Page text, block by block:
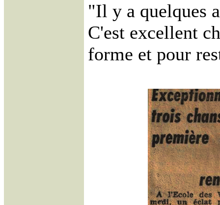
"Il y a quelques
C'est excellent
forme et pour